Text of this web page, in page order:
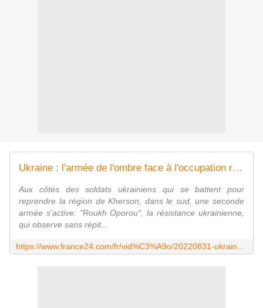
Ukraine : l'armée de l'ombre face à l'occupation russe dans le sud du pays - France 24
Aux côtés des soldats ukrainiens qui se battent pour
reprendre la région de Kherson, dans le sud, une seconde
armée s'active: "Roukh Oporou", la résistance ukrainienne,
qui observe sans répit...